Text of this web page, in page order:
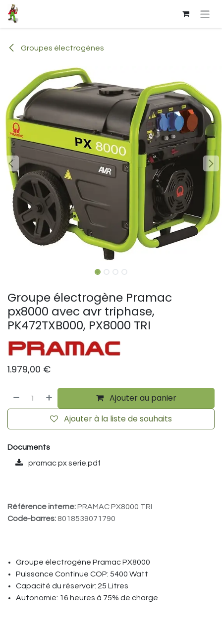
Se rendre au contenu
Groupes électrogènes
Groupe électrogène Pramac
px8000 avec avr triphase,
PK472TXB000, PX8000 TRI
1.979,00 €
Ajouter au panier
Ajouter à la liste de souhaits
Documents
pramac px serie.pdf
Référence interne:PRAMAC PX8000 TRI
Code-barres: 8018539071790
Groupe électrogène Pramac PX8000
Puissance Continue COP: 5400 Watt
Capacité du réservoir: 25 Litres
Autonomie: 16 heures à 75% de charge